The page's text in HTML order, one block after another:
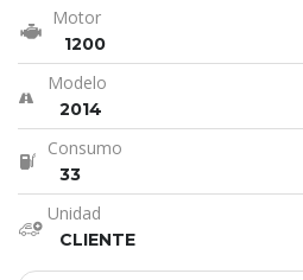
Motor
1200
Modelo
2014
Consumo
33
Unidad
CLIENTE